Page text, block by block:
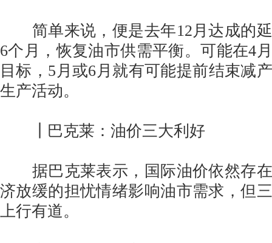
简单来说，便是去年12月达成的延
6个月，恢复油市供需平衡。可能在4
目标，5月或6月就有可能提前结束减
生产活动。
┃巴克莱：油价三大利好
据巴克莱表示，国际油价依然存在
济放缓的担忧情绪影响油市需求，但
上行有道。